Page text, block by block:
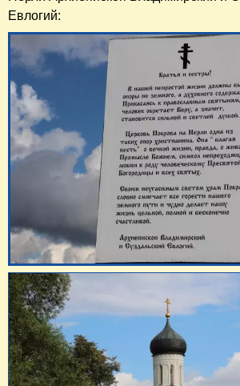
Евлогий: